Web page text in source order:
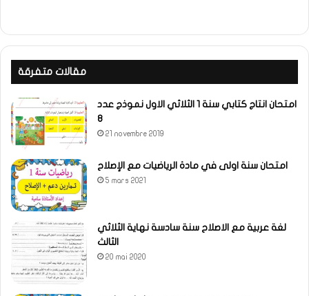
مقالات متفرقة
امتحان انتاج كتابي سنة 1 الثلاثي الاول نموذج عدد
8
21 novembre 2019
امتحان سنة اولى في مادة الرياضيات مع الإصلاح
5 mars 2021
لغة عربية مع الاصلاح سنة سادسة نهاية الثلاثي
الثالث
20 mai 2020